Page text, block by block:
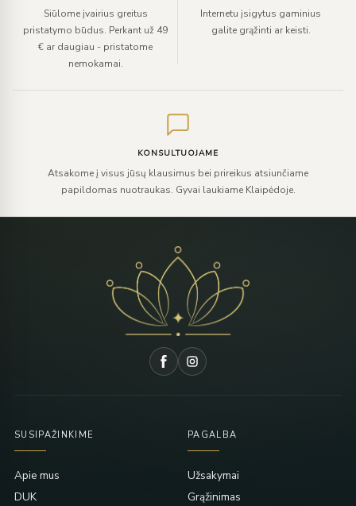
Siūlome įvairius greitus
pristatymo būdus. Perkant už 49
€ ar daugiau - pristatome
nemokamai.
Internetu įsigytus gaminius
galite grąžinti ar keisti.
KONSULTUOJAME
Atsakome į visus jūsų klausimus bei prireikus atsiunčiame
papildomas nuotraukas. Gyvai laukiame Klaipėdoje.
SUSIPAŽINKIME
Apie mus
DUK
PAGALBA
Užsakymai
Grąžinimas